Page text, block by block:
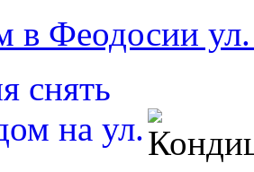
в Феодосии